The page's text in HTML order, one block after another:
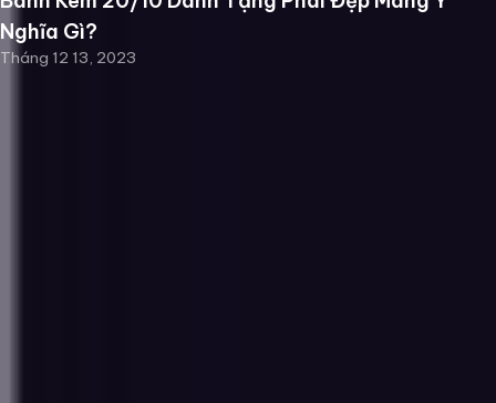
Nghĩa Gì?
Tháng 12 13, 2023